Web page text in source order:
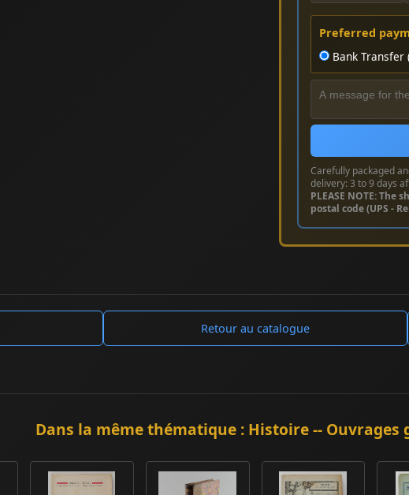
Preferred
Bank Transfer
Carefully packaged
delivery: 3 to 9 days
PLEASE NOTE:
postal code (UPS -
Retour au catalogue
Dans la même thématique : Histoire -- Ouvrages